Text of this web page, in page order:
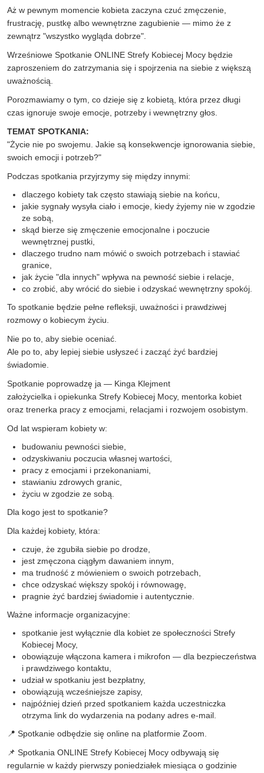
Aż w pewnym momencie kobieta zaczyna czuć zmęczenie,
frustrację, pustkę albo wewnętrzne zagubienie — mimo że z
zewnątrz "wszystko wygląda dobrze".
Wrześniowe Spotkanie ONLINE Strefy Kobiecej Mocy będzie
zaproszeniem do zatrzymania się i spojrzenia na siebie z większą
uważnością.
Porozmawiamy o tym, co dzieje się z kobietą, która przez długi
czas ignoruje swoje emocje, potrzeby i wewnętrzny głos.
TEMAT SPOTKANIA:
"Życie nie po swojemu. Jakie są konsekwencje ignorowania siebie,
swoich emocji i potrzeb?"
Podczas spotkania przyjrzymy się między innymi:
dlaczego kobiety tak często stawiają siebie na końcu,
jakie sygnały wysyła ciało i emocje, kiedy żyjemy nie w zgodzie
ze sobą,
skąd bierze się zmęczenie emocjonalne i poczucie
wewnętrznej pustki,
dlaczego trudno nam mówić o swoich potrzebach i stawiać
granice,
jak życie "dla innych" wpływa na pewność siebie i relacje,
co zrobić, aby wrócić do siebie i odzyskać wewnętrzny spokój.
To spotkanie będzie pełne refleksji, uważności i prawdziwej
rozmowy o kobiecym życiu.
Nie po to, aby siebie oceniać.
Ale po to, aby lepiej siebie usłyszeć i zacząć żyć bardziej
świadomie.
Spotkanie poprowadzę ja — Kinga Klejment
założycielka i opiekunka Strefy Kobiecej Mocy, mentorka kobiet
oraz trenerka pracy z emocjami, relacjami i rozwojem osobistym.
Od lat wspieram kobiety w:
budowaniu pewności siebie,
odzyskiwaniu poczucia własnej wartości,
pracy z emocjami i przekonaniami,
stawianiu zdrowych granic,
życiu w zgodzie ze sobą.
Dla kogo jest to spotkanie?
Dla każdej kobiety, która:
czuje, że zgubiła siebie po drodze,
jest zmęczona ciągłym dawaniem innym,
ma trudność z mówieniem o swoich potrzebach,
chce odzyskać większy spokój i równowagę,
pragnie żyć bardziej świadomie i autentycznie.
Ważne informacje organizacyjne:
spotkanie jest wyłącznie dla kobiet ze społeczności Strefy
Kobiecej Mocy,
obowiązuje włączona kamera i mikrofon — dla bezpieczeństwa
i prawdziwego kontaktu,
udział w spotkaniu jest bezpłatny,
obowiązują wcześniejsze zapisy,
najpóźniej dzień przed spotkaniem każda uczestniczka
otrzyma link do wydarzenia na podany adres e-mail.
📍 Spotkanie odbędzie się online na platformie Zoom.
📌 Spotkania ONLINE Strefy Kobiecej Mocy odbywają się
regularnie w każdy pierwszy poniedziałek miesiąca o godzinie